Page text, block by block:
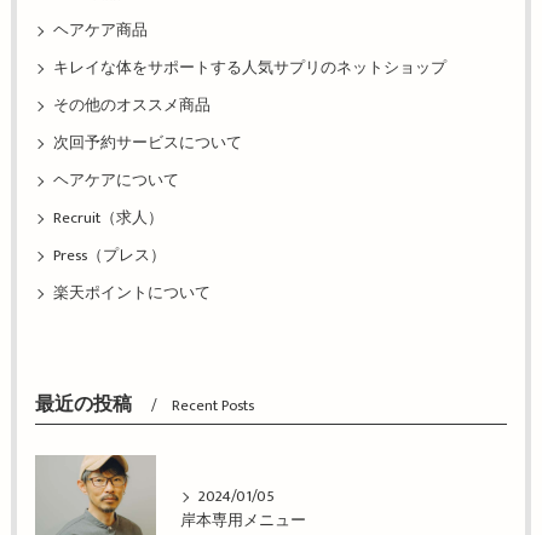
ヘアケア商品
キレイな体をサポートする人気サプリのネットショップ
その他のオススメ商品
次回予約サービスについて
ヘアケアについて
Recruit（求人）
Press（プレス）
楽天ポイントについて
最近の投稿 Recent Posts
2024/01/05
岸本専用メニュー